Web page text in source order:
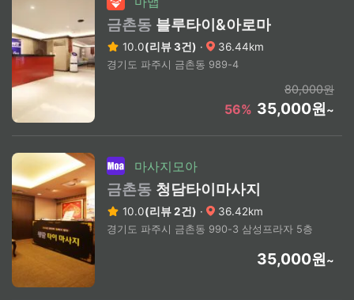
금촌동 블루타이&아로마
10.0(리뷰 3건) · 36.44km
경기도 파주시 금촌동 989-4
80,000원
56% 35,000원~
마사지모아
금촌동 청담타이마사지
10.0(리뷰 2건) · 36.42km
경기도 파주시 금촌동 990-3 삼성프라자 5층
35,000원~